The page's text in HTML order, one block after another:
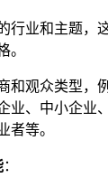
行业和主题，
。
和观众类型，
业、中小企业
者等。
：